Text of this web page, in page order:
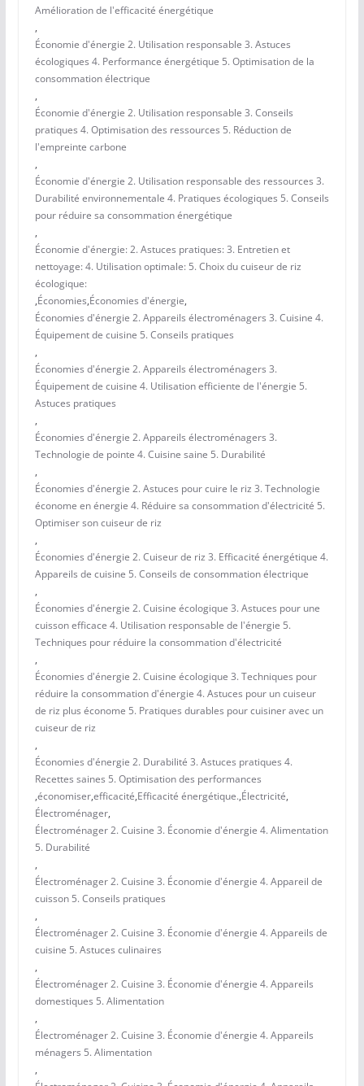
Amélioration de l'efficacité énergétique
,
Économie d'énergie 2. Utilisation responsable 3. Astuces
écologiques 4. Performance énergétique 5. Optimisation de la
consommation électrique
,
Économie d'énergie 2. Utilisation responsable 3. Conseils
pratiques 4. Optimisation des ressources 5. Réduction de
l'empreinte carbone
,
Économie d'énergie 2. Utilisation responsable des ressources 3.
Durabilité environnementale 4. Pratiques écologiques 5. Conseils
pour réduire sa consommation énergétique
,
Économie d'énergie: 2. Astuces pratiques: 3. Entretien et
nettoyage: 4. Utilisation optimale: 5. Choix du cuiseur de riz
écologique:
,Économies,Économies d'énergie,
Économies d'énergie 2. Appareils électroménagers 3. Cuisine 4.
Équipement de cuisine 5. Conseils pratiques
,
Économies d'énergie 2. Appareils électroménagers 3.
Équipement de cuisine 4. Utilisation efficiente de l'énergie 5.
Astuces pratiques
,
Économies d'énergie 2. Appareils électroménagers 3.
Technologie de pointe 4. Cuisine saine 5. Durabilité
,
Économies d'énergie 2. Astuces pour cuire le riz 3. Technologie
économe en énergie 4. Réduire sa consommation d'électricité 5.
Optimiser son cuiseur de riz
,
Économies d'énergie 2. Cuiseur de riz 3. Efficacité énergétique 4.
Appareils de cuisine 5. Conseils de consommation électrique
,
Économies d'énergie 2. Cuisine écologique 3. Astuces pour une
cuisson efficace 4. Utilisation responsable de l'énergie 5.
Techniques pour réduire la consommation d'électricité
,
Économies d'énergie 2. Cuisine écologique 3. Techniques pour
réduire la consommation d'énergie 4. Astuces pour un cuiseur
de riz plus économe 5. Pratiques durables pour cuisiner avec un
cuiseur de riz
,
Économies d'énergie 2. Durabilité 3. Astuces pratiques 4.
Recettes saines 5. Optimisation des performances
,économiser,efficacité,Efficacité énergétique.,Électricité,
Électroménager,
Électroménager 2. Cuisine 3. Économie d'énergie 4. Alimentation
5. Durabilité
,
Électroménager 2. Cuisine 3. Économie d'énergie 4. Appareil de
cuisson 5. Conseils pratiques
,
Électroménager 2. Cuisine 3. Économie d'énergie 4. Appareils de
cuisine 5. Astuces culinaires
,
Électroménager 2. Cuisine 3. Économie d'énergie 4. Appareils
domestiques 5. Alimentation
,
Électroménager 2. Cuisine 3. Économie d'énergie 4. Appareils
ménagers 5. Alimentation
,